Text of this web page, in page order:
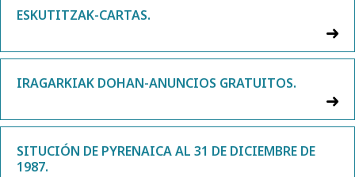
ESKUTITZAK-CARTAS.
IRAGARKIAK DOHAN-ANUNCIOS GRATUITOS.
SITUCIÓN DE PYRENAICA AL 31 DE DICIEMBRE DE
1987.